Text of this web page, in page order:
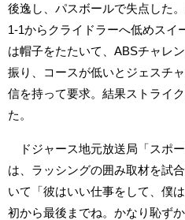
後逸し、パスボールで失点した
1-1からクライドラーへ低めスイ
は帽子をたたいて、ABSチャレ
振り、コースが低いとジェスチ
信を持って要求。結果ストライ
た。
ドジャース地元放送局「スポー
は、ラッシングの囲み取材を試
いて「彼はいい仕事をして、僕
初から最後までね。かなり恥ず